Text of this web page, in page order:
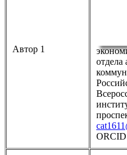
Автор 1
отдела